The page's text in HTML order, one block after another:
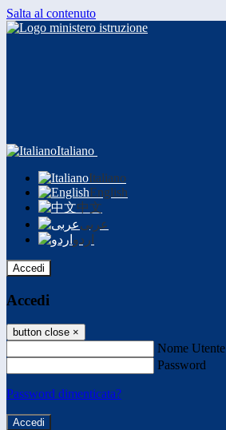
Salta al contenuto
Italiano
Italiano
English
中文
عربى
اردو
Accedi
Accedi
button close ×
Nome Utente
Password
Password dimenticata?